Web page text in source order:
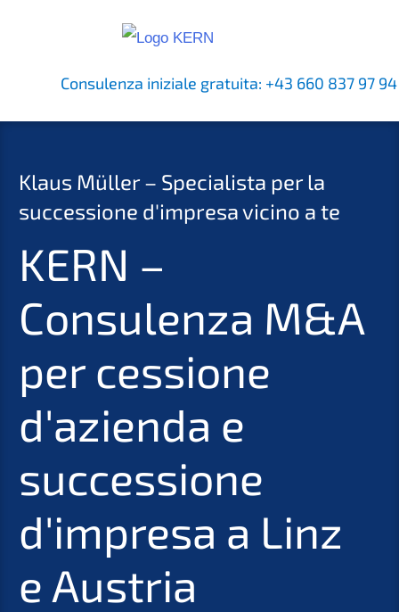
Consulenza iniziale gratuita: +43 660 837 97 94
Klaus Müller – Specialista per la
successione d'impresa vicino a te
KERN –
Consulenza M&A
per cessione
d'azienda e
successione
d'impresa a Linz
e Austria